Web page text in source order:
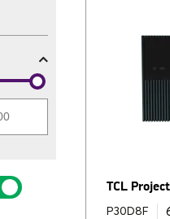
TCL
P30D8F